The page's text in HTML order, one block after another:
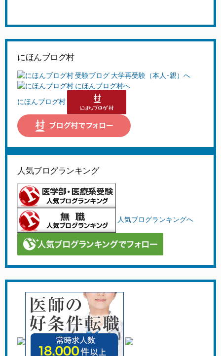
にほんブログ村
にほんブログ村
人気ブログランキング
人気ブログランキングへ